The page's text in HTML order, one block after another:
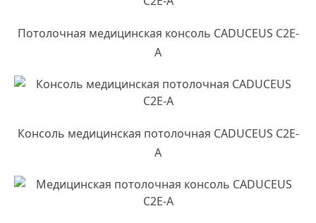
Потолочная медицинская консоль CADUCEUS C2E-
A
Консоль медицинская потолочная CADUCEUS C2E-
A